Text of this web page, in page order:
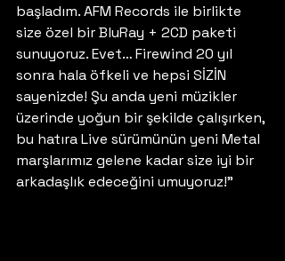
başladım. AFM Records ile birlikte
size özel bir BluRay + 2CD paketi
sunuyoruz. Evet… Firewind 20 yıl
sonra hala öfkeli ve hepsi SİZİN
sayenizde! Şu anda yeni müzikler
üzerinde yoğun bir şekilde çalışırken,
bu hatıra Live sürümünün yeni Metal
marşlarımız gelene kadar size iyi bir
arkadaşlık edeceğini umuyoruz!”